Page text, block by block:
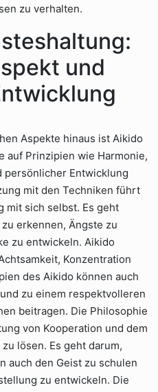
zu verhalten.
und
Aspekte hinaus ist Aikido
auf Prinzipien wie Harmonie,
persönlicher Entwicklung
mit den Techniken führt
mit sich selbst. Es geht
erkennen, Ängste zu
zu entwickeln. Aikido
Konzentration
des Aikido können auch
zu einem respektvolleren
beitragen. Die Philosophie
von Kooperation und dem
lösen. Es geht darum,
auch den Geist zu schulen
zu entwickeln. Die